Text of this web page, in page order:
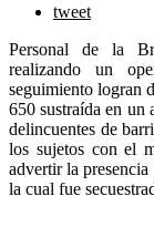
tweet
Personal de la
realizando un
seguimiento logran
650 sustraída en
delincuentes de
los sujetos con el
advertir la
la cual fue